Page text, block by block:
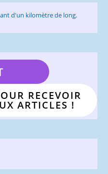
RECEVOIR
ARTICLES !